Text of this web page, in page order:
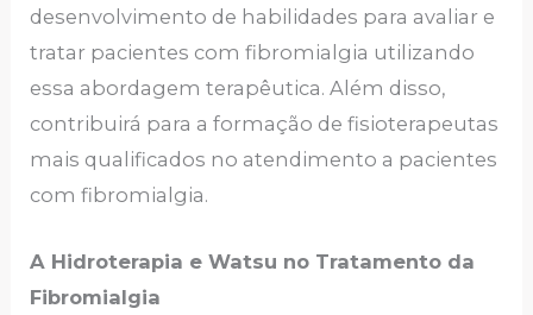
desenvolvimento de habilidades para avaliar e
tratar pacientes com fibromialgia utilizando
essa abordagem terapêutica. Além disso,
contribuirá para a formação de fisioterapeutas
mais qualificados no atendimento a pacientes
com fibromialgia.
A Hidroterapia e Watsu no Tratamento da
Fibromialgia